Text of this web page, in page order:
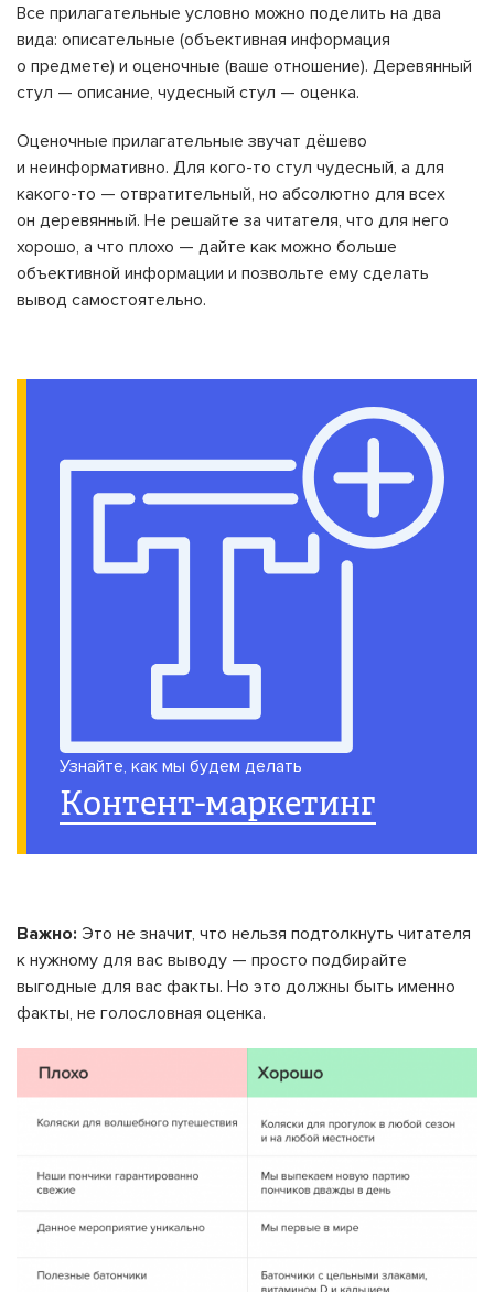
Все прилагательные условно можно поделить на два
вида: описательные (объективная информация
о предмете) и оценочные (ваше отношение). Деревянный
стул — описание, чудесный стул — оценка.
Оценочные прилагательные звучат дёшево
и неинформативно. Для кого-то стул чудесный, а для
какого-то — отвратительный, но абсолютно для всех
он деревянный. Не решайте за читателя, что для него
хорошо, а что плохо — дайте как можно больше
объективной информации и позвольте ему сделать
вывод самостоятельно.
Узнайте, как мы будем делать
Контент-маркетинг
Важно: Это не значит, что нельзя подтолкнуть читателя
к нужному для вас выводу — просто подбирайте
выгодные для вас факты. Но это должны быть именно
факты, не голословная оценка.